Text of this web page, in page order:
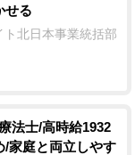
せる
北日本事業統括部
法士/高時給1932
/家庭と両立しやす